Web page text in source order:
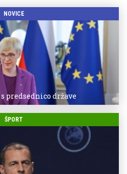
NOVICE
predsednico države
ŠPORT